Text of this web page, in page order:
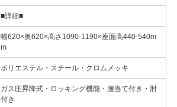
■詳細■
幅620×奥620×高さ1090-1190×座面高440-540m
m
ポリエステル・スチール・クロムメッキ
ガス圧昇降式・ロッキング機能・腰当て付き・肘
付き